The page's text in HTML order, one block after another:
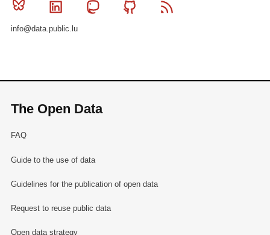
Bluesky Linkedin MastodonGithub
info@data.public.lu
The Open Data
FAQ
Guide to the use of data
Guidelines for the publication of open data
Request to reuse public data
Open data strategy